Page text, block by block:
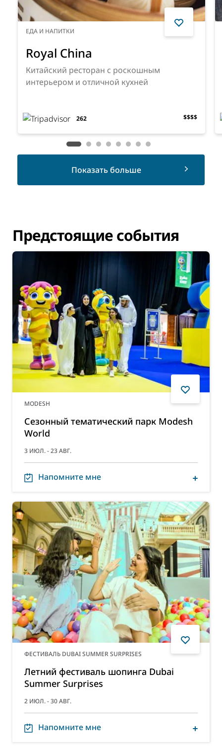
ЕДА И НАПИТКИ
Royal China
Китайский ресторан с роскошным
интерьером и отличной кухней
262 $$$$
Показать больше
Предстоящие события
MODESH
Сезонный тематический парк Modesh
World
3 ИЮЛ. - 23 АВГ.
Напомните мне
ФЕСТИВАЛЬ DUBAI SUMMER SURPRISES
Летний фестиваль шопинга Dubai
Summer Surprises
2 ИЮЛ. - 30 АВГ.
Напомните мне